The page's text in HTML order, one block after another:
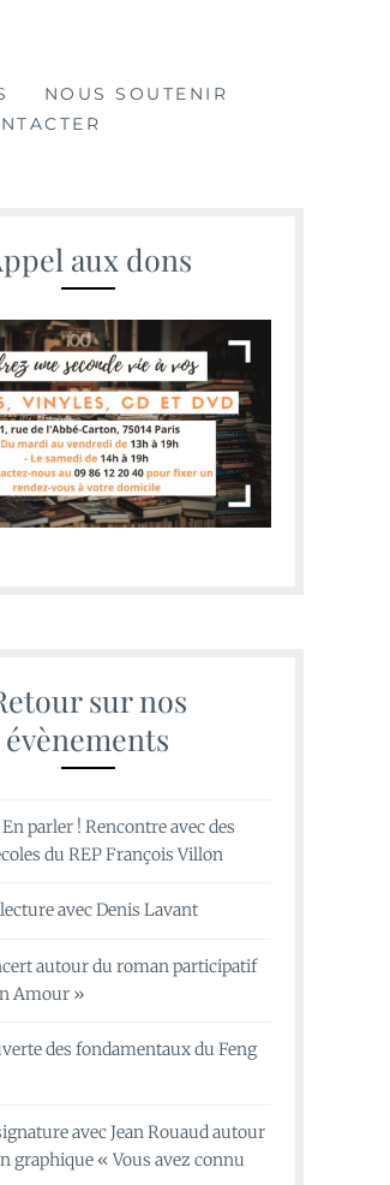
NOUS SOUTENIR
aux dons
sur nos
évènements
parler ! Rencontre avec des
du REP François Villon
avec Denis Lavant
autour du roman participatif
Amour »
des fondamentaux du Feng
avec Jean Rouaud autour
graphique « Vous avez connu